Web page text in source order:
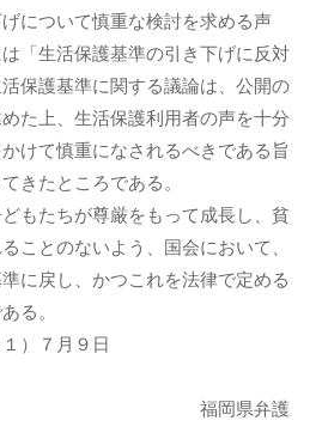
げについて慎重な検討を求める声
「生活保護基準の引き下げに反対
保護基準に関する議論は、公開の
た上、生活保護利用者の声を十分
けて慎重になされるべきである旨
きたところである。
もたちが尊厳をもって成長し、貧
ことのないよう、国会において、
に戻し、かつこれを法律で定める
る。
）７月９日
弁護